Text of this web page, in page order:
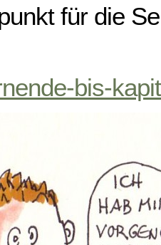
für die
bis-